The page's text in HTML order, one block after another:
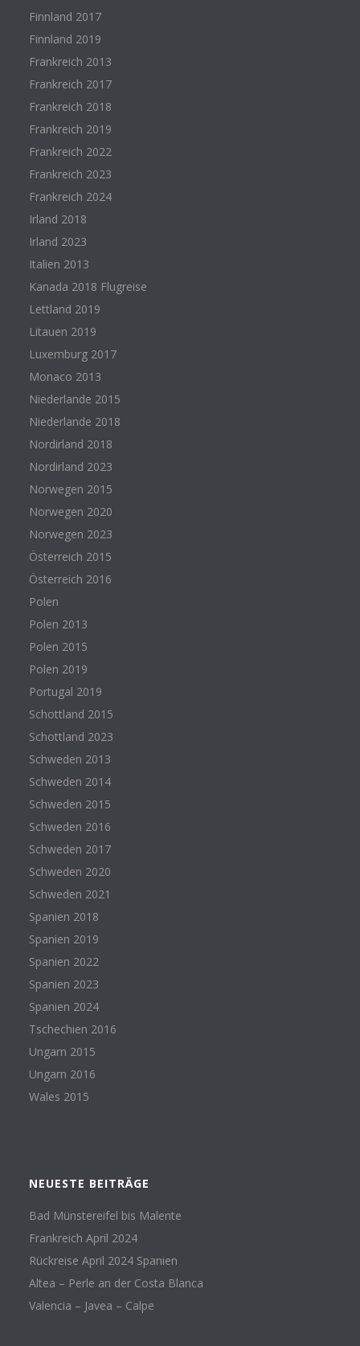
Finnland 2017
Finnland 2019
Frankreich 2013
Frankreich 2017
Frankreich 2018
Frankreich 2019
Frankreich 2022
Frankreich 2023
Frankreich 2024
Irland 2018
Irland 2023
Italien 2013
Kanada 2018 Flugreise
Lettland 2019
Litauen 2019
Luxemburg 2017
Monaco 2013
Niederlande 2015
Niederlande 2018
Nordirland 2018
Nordirland 2023
Norwegen 2015
Norwegen 2020
Norwegen 2023
Österreich 2015
Österreich 2016
Polen
Polen 2013
Polen 2015
Polen 2019
Portugal 2019
Schottland 2015
Schottland 2023
Schweden 2013
Schweden 2014
Schweden 2015
Schweden 2016
Schweden 2017
Schweden 2020
Schweden 2021
Spanien 2018
Spanien 2019
Spanien 2022
Spanien 2023
Spanien 2024
Tschechien 2016
Ungarn 2015
Ungarn 2016
Wales 2015
NEUESTE BEITRÄGE
Bad Münstereifel bis Malente
Frankreich April 2024
Rückreise April 2024 Spanien
Altea – Perle an der Costa Blanca
Valencia – Javea – Calpe